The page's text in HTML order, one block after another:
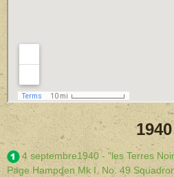
1940
4 septembre1940 - "les Terres
Page Hampden Mk I, No. 49